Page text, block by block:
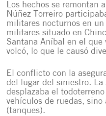
Los hechos se remontan
Núñez Torreiro
militares nocturnos en
militares situado en
Santana Aníbal en el que
volcó, lo que le causó
El conflicto con la
del lugar del siniestro. La
desplazaba el
vehículos de ruedas, sino
(tanques).